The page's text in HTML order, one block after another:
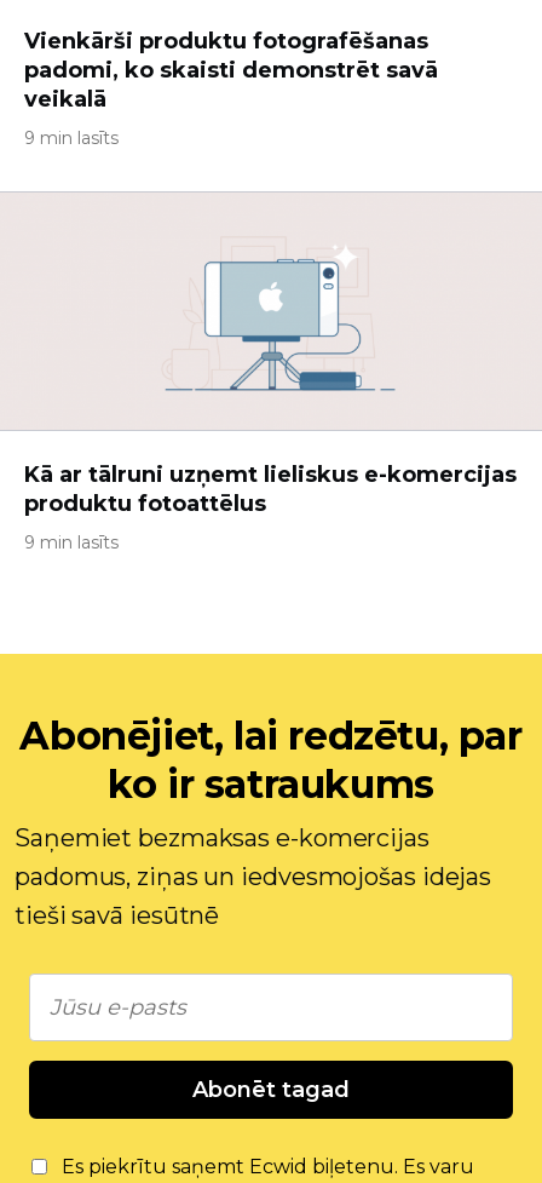
Vienkārši produktu fotografēšanas
padomi, ko skaisti demonstrēt savā
veikalā
9 min lasīts
Kā ar tālruni uzņemt lieliskus e-komercijas
produktu fotoattēlus
9 min lasīts
Abonējiet, lai redzētu, par
ko ir satraukums
Saņemiet bezmaksas e-komercijas
padomus, ziņas un iedvesmojošas idejas
tieši savā iesūtnē
Abonēt tagad
Es piekrītu saņemt Ecwid biļetenu. Es varu